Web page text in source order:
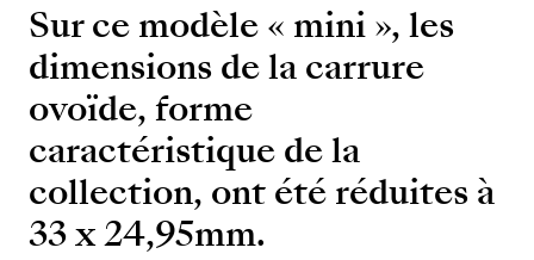
Sur ce modèle « mini », les
dimensions de la carrure
ovoïde, forme
caractéristique de la
collection, ont été réduites à
33 x 24,95mm.